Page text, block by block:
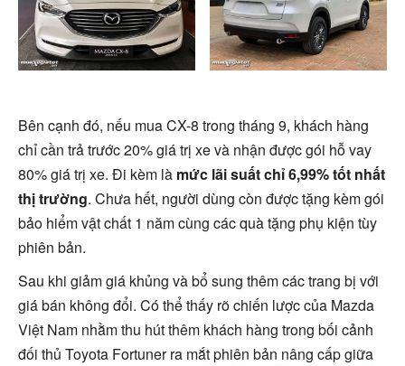
Bên cạnh đó, nếu mua CX-8 trong tháng 9, khách hàng
chỉ cần trả trước 20% giá trị xe và nhận được gói hỗ vay
80% giá trị xe. Đi kèm là mức lãi suất chỉ 6,99% tốt nhất
thị trường. Chưa hết, người dùng còn được tặng kèm gói
bảo hiểm vật chất 1 năm cùng các quà tặng phụ kiện tùy
phiên bản.
Sau khi giảm giá khủng và bổ sung thêm các trang bị với
giá bán không đổi. Có thể thấy rõ chiến lược của Mazda
Việt Nam nhằm thu hút thêm khách hàng trong bối cảnh
đối thủ Toyota Fortuner ra mắt phiên bản nâng cấp giữa